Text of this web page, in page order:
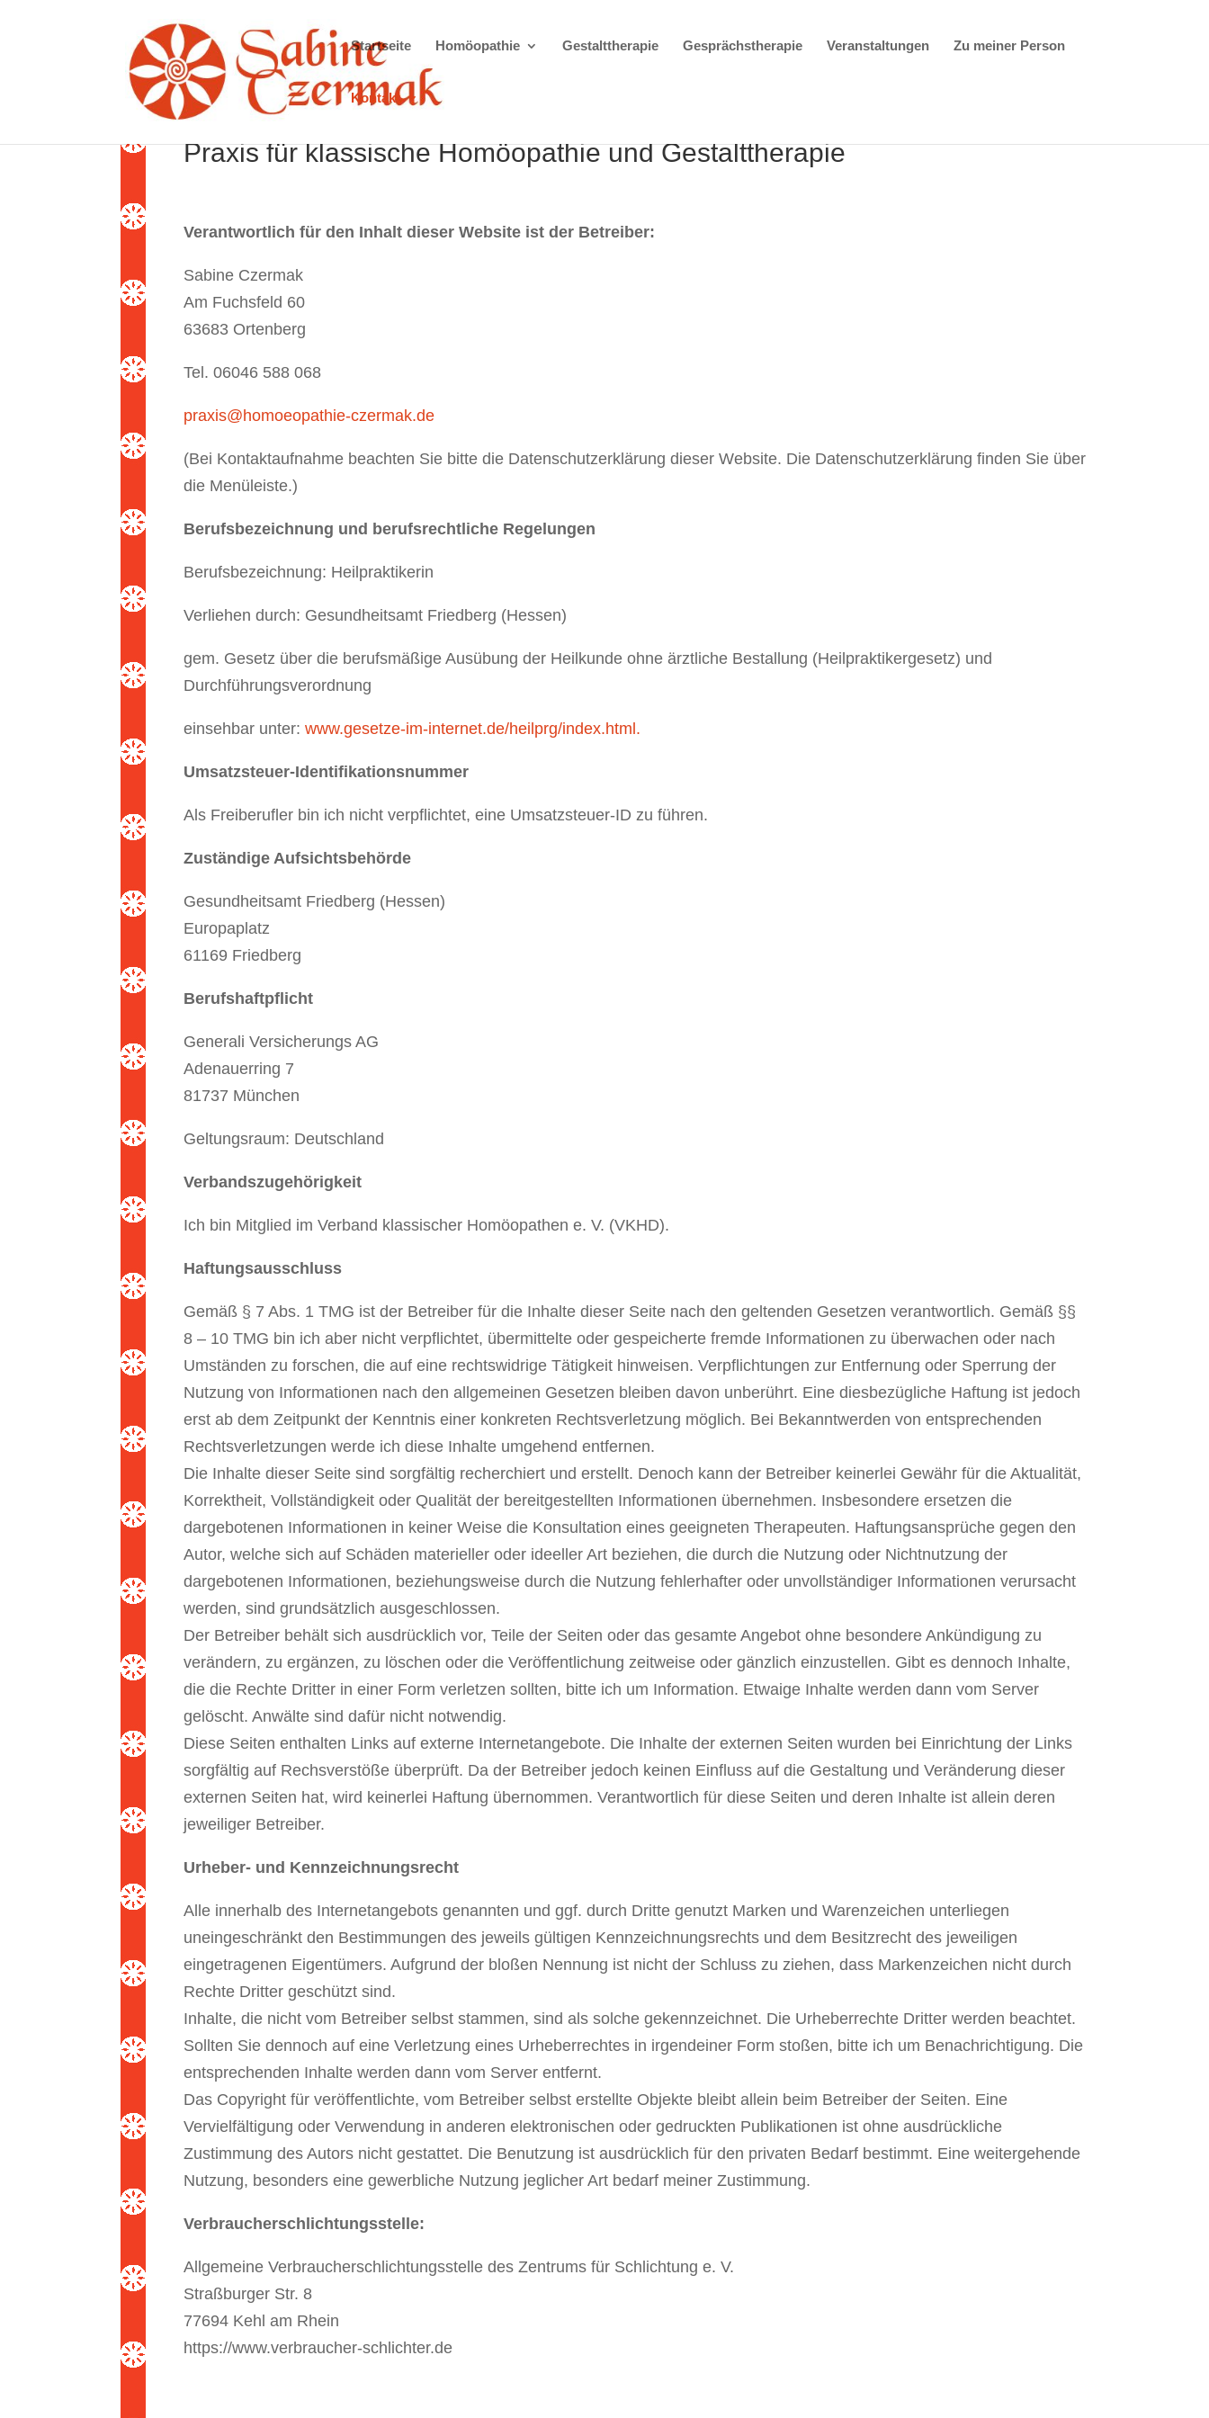
Startseite Homöopathie Gestalttherapie Gesprächstherapie Veranstaltungen Zu meiner Person
Kontakt
Praxis für klassische Homöopathie und Gestalttherapie
Verantwortlich für den Inhalt dieser Website ist der Betreiber:
Sabine Czermak
Am Fuchsfeld 60
63683 Ortenberg
Tel. 06046 588 068
praxis@homoeopathie-czermak.de
(Bei Kontaktaufnahme beachten Sie bitte die Datenschutzerklärung dieser Website. Die Datenschutzerklärung finden Sie über
die Menüleiste.)
Berufsbezeichnung und berufsrechtliche Regelungen
Berufsbezeichnung: Heilpraktikerin
Verliehen durch: Gesundheitsamt Friedberg (Hessen)
gem. Gesetz über die berufsmäßige Ausübung der Heilkunde ohne ärztliche Bestallung (Heilpraktikergesetz) und
Durchführungsverordnung
einsehbar unter:www.gesetze-im-internet.de/heilprg/index.html.
Umsatzsteuer-Identifikationsnummer
Als Freiberufler bin ich nicht verpflichtet, eine Umsatzsteuer-ID zu führen.
Zuständige Aufsichtsbehörde
Gesundheitsamt Friedberg (Hessen)
Europaplatz
61169 Friedberg
Berufshaftpflicht
Generali Versicherungs AG
Adenauerring 7
81737 München
Geltungsraum: Deutschland
Verbandszugehörigkeit
Ich bin Mitglied im Verband klassischer Homöopathen e. V. (VKHD).
Haftungsausschluss
Gemäß § 7 Abs. 1 TMG ist der Betreiber für die Inhalte dieser Seite nach den geltenden Gesetzen verantwortlich. Gemäß §§
8 – 10 TMG bin ich aber nicht verpflichtet, übermittelte oder gespeicherte fremde Informationen zu überwachen oder nach
Umständen zu forschen, die auf eine rechtswidrige Tätigkeit hinweisen. Verpflichtungen zur Entfernung oder Sperrung der
Nutzung von Informationen nach den allgemeinen Gesetzen bleiben davon unberührt. Eine diesbezügliche Haftung ist jedoch
erst ab dem Zeitpunkt der Kenntnis einer konkreten Rechtsverletzung möglich. Bei Bekanntwerden von entsprechenden
Rechtsverletzungen werde ich diese Inhalte umgehend entfernen.
Die Inhalte dieser Seite sind sorgfältig recherchiert und erstellt. Denoch kann der Betreiber keinerlei Gewähr für die Aktualität,
Korrektheit, Vollständigkeit oder Qualität der bereitgestellten Informationen übernehmen. Insbesondere ersetzen die
dargebotenen Informationen in keiner Weise die Konsultation eines geeigneten Therapeuten. Haftungsansprüche gegen den
Autor, welche sich auf Schäden materieller oder ideeller Art beziehen, die durch die Nutzung oder Nichtnutzung der
dargebotenen Informationen, beziehungsweise durch die Nutzung fehlerhafter oder unvollständiger Informationen verursacht
werden, sind grundsätzlich ausgeschlossen.
Der Betreiber behält sich ausdrücklich vor, Teile der Seiten oder das gesamte Angebot ohne besondere Ankündigung zu
verändern, zu ergänzen, zu löschen oder die Veröffentlichung zeitweise oder gänzlich einzustellen. Gibt es dennoch Inhalte,
die die Rechte Dritter in einer Form verletzen sollten, bitte ich um Information. Etwaige Inhalte werden dann vom Server
gelöscht. Anwälte sind dafür nicht notwendig.
Diese Seiten enthalten Links auf externe Internetangebote. Die Inhalte der externen Seiten wurden bei Einrichtung der Links
sorgfältig auf Rechsverstöße überprüft. Da der Betreiber jedoch keinen Einfluss auf die Gestaltung und Veränderung dieser
externen Seiten hat, wird keinerlei Haftung übernommen. Verantwortlich für diese Seiten und deren Inhalte ist allein deren
jeweiliger Betreiber.
Urheber- und Kennzeichnungsrecht
Alle innerhalb des Internetangebots genannten und ggf. durch Dritte genutzt Marken und Warenzeichen unterliegen
uneingeschränkt den Bestimmungen des jeweils gültigen Kennzeichnungsrechts und dem Besitzrecht des jeweiligen
eingetragenen Eigentümers. Aufgrund der bloßen Nennung ist nicht der Schluss zu ziehen, dass Markenzeichen nicht durch
Rechte Dritter geschützt sind.
Inhalte, die nicht vom Betreiber selbst stammen, sind als solche gekennzeichnet. Die Urheberrechte Dritter werden beachtet.
Sollten Sie dennoch auf eine Verletzung eines Urheberrechtes in irgendeiner Form stoßen, bitte ich um Benachrichtigung. Die
entsprechenden Inhalte werden dann vom Server entfernt.
Das Copyright für veröffentlichte, vom Betreiber selbst erstellte Objekte bleibt allein beim Betreiber der Seiten. Eine
Vervielfältigung oder Verwendung in anderen elektronischen oder gedruckten Publikationen ist ohne ausdrückliche
Zustimmung des Autors nicht gestattet. Die Benutzung ist ausdrücklich für den privaten Bedarf bestimmt. Eine weitergehende
Nutzung, besonders eine gewerbliche Nutzung jeglicher Art bedarf meiner Zustimmung.
Verbraucherschlichtungsstelle:
Allgemeine Verbraucherschlichtungsstelle des Zentrums für Schlichtung e. V.
Straßburger Str. 8
77694 Kehl am Rhein
https://www.verbraucher-schlichter.de